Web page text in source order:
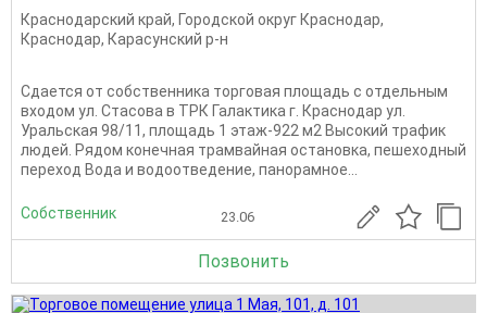
Краснодарский край, Городской округ Краснодар,
Краснодар, Карасунский р-н
Сдается от собственника торговая площадь с отдельным
входом ул. Стасова в ТРК Галактика г. Краснодар ул.
Уральская 98/11, площадь 1 этаж-922 м2 Высокий трафик
людей. Рядом конечная трамвайная остановка, пешеходный
переход Вода и водоотведение, панорамное...
Собственник 23.06
Позвонить